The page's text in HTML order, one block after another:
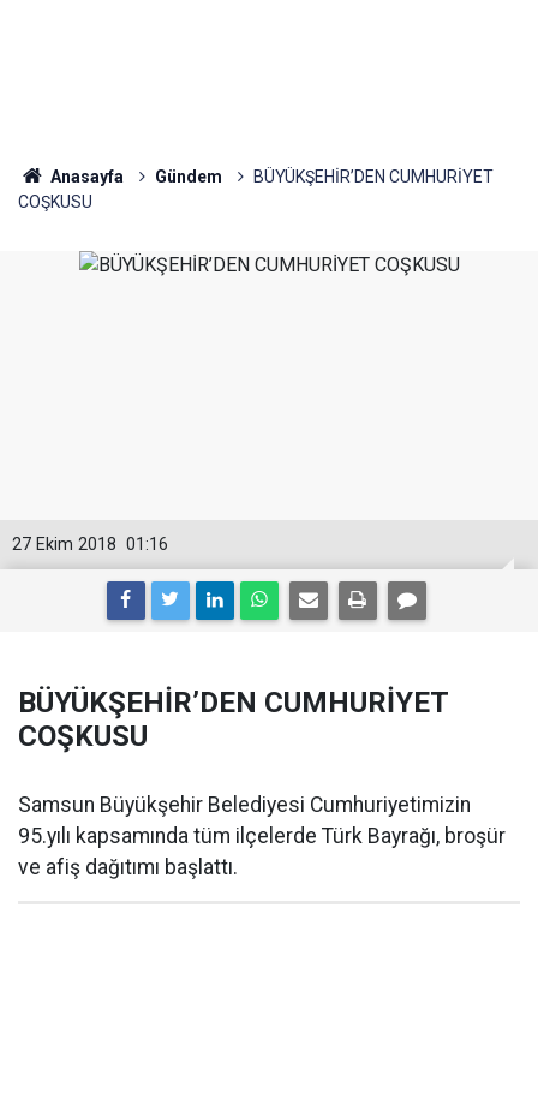
Anasayfa Gündem
BÜYÜKŞEHİR’DEN CUMHURİYET
COŞKUSU
01:16
27 Ekim 2018
BÜYÜKŞEHİR’DEN CUMHURİYET
COŞKUSU
Samsun Büyükşehir Belediyesi Cumhuriyetimizin
95.yılı kapsamında tüm ilçelerde Türk Bayrağı, broşür
ve afiş dağıtımı başlattı.